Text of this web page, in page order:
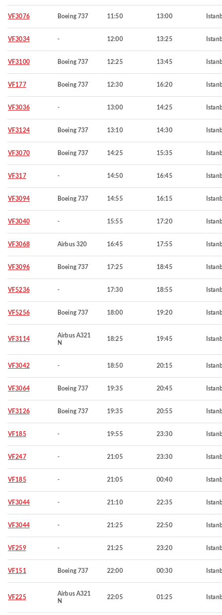
VF3076 Boeing 737 11:50 13:00
VF3034 - 12:00 13:25
VF3100 Boeing 737 12:25 13:45
VF177 Boeing 737 12:30 16:20
VF3036 - 13:00 14:25
VF3124 Boeing 737 13:10 14:30
VF3070 Boeing 737 14:25 15:35
VF317 - 14:50 16:45
VF3094 Boeing 737 14:55 16:15
VF3040 - 15:55 17:20
VF3068 Airbus 320 16:45 17:55
VF3096 Boeing 737 17:25 18:45
VF5236 - 17:30 18:55
VF5256 Boeing 737 18:00 19:20
VF3114
Airbus A321
N
18:25 19:45
VF3042 - 18:50 20:15
VF3064 Boeing 737 19:35 20:45
VF3126 Boeing 737 19:35 20:55
VF185 - 19:55 23:30
VF247 - 21:05 23:30
VF185 - 21:05 00:40
VF3044 - 21:10 22:35
VF3044 - 21:25 22:50
VF259 - 21:25 23:20
VF151 Boeing 737 22:00 00:30
VF225
Airbus A321
N
22:05 01:25